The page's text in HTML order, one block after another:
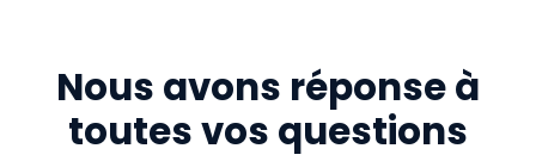
Nous avons réponse à
toutes vos questions